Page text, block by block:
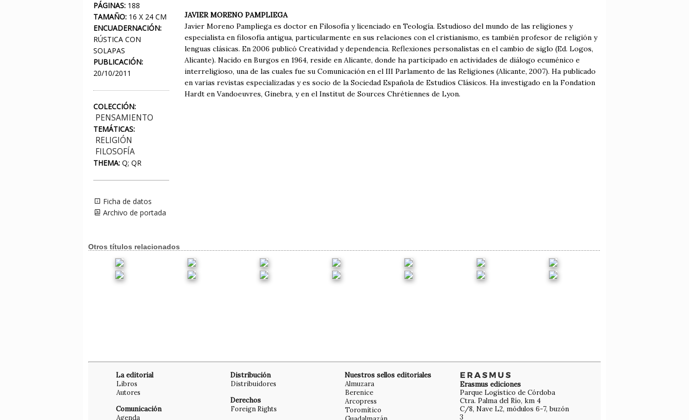
PÁGINAS: 188
TAMAÑO: 16 X 24 CM
ENCUADERNACIÓN:
RÚSTICA CON
SOLAPAS
PUBLICACIÓN:
20/10/2011
COLECCIÓN:
PENSAMIENTO
TEMÁTICAS:
RELIGIÓN
FILOSOFÍA
THEMA: Q; QR
Ficha de datos
Archivo de portada
JAVIER MORENO PAMPLIEGA
Javier Moreno Pampliega es doctor en Filosofía y licenciado en Teología. Estudioso del mundo de las religiones y
especialista en filosofía antigua, particularmente en sus relaciones con el cristianismo, es también profesor de religión y
lenguas clásicas. En 2006 publicó Creatividad y dependencia. Reflexiones personalistas en el cambio de siglo (Ed. Logos,
Alicante). Nacido en Burgos en 1964, reside en Alicante, donde ha participado en actividades de diálogo ecuménico e
interreligioso, una de las cuales fue su Comunicación en el III Parlamento de las Religiones (Alicante, 2007). Ha publicado
en varias revistas especializadas y es socio de la Sociedad Española de Estudios Clásicos. Ha investigado en la Fondation
Hardt en Vandoeuvres, Ginebra, y en el Institut de Sources Chrétiennes de Lyon.
Otros títulos relacionados
La editorial
Libros
Autores
Comunicación
Agenda
Distribución
Distribuidores
Derechos
Foreign Rights
Nuestros sellos editoriales
Almuzara
Berenice
Arcopress
Toromítico
Erasmus ediciones
Parque Logístico de Córdoba
Ctra. Palma del Río, km 4
C/8, Nave L2, módulos 6-7, buzón
3